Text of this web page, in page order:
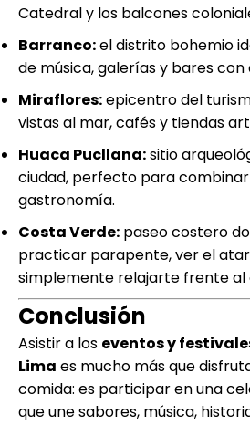
Catedral y los balcones
Barranco:el distrito bohemio
de música, galerías y bares
Miraflores:epicentro del
vistas al mar, cafés y tiendas
Huaca Pucllana:sitio
ciudad, perfecto para
gastronomía.
Costa Verde: paseo costero
practicar parapente, ver el
simplemente relajarte frente al
Conclusión
Asistir a los eventos y
Lima es mucho más que
comida: es participar en una
que une sabores, música,